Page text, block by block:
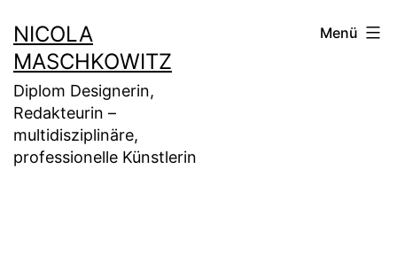
Inhalt
springen
NICOLA
MASCHKOWITZ
Diplom Designerin,
Redakteurin –
multidisziplinäre,
professionelle Künstlerin
Menü